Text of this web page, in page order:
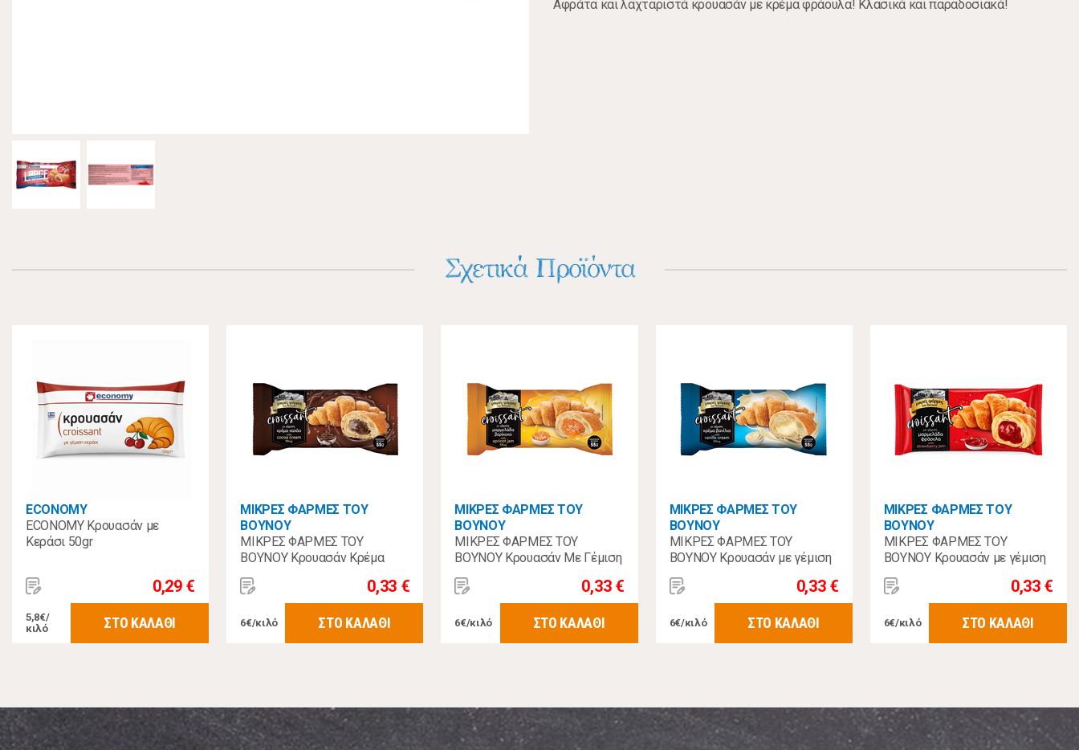
Αφράτα και λαχταριστά κρουασάν με κρέμα φράουλα! Κλασικά και παραδοσιακά!
Σχετικά Προϊόντα
ECONOMY
ECONOMY Κρουασάν με
Κεράσι 50gr
0,29 €
5,8€/
κιλό
ΣΤΟ ΚΑΛΑΘΙ
ΜΙΚΡΕΣ ΦΑΡΜΕΣ ΤΟΥ
ΒΟΥΝΟΥ
ΜΙΚΡΕΣ ΦΑΡΜΕΣ ΤΟΥ
ΒΟΥΝΟΥ Κρουασάν Κρέμα
Κακάο 55γρ
0,33 €
6€/κιλό ΣΤΟ ΚΑΛΑΘΙ
ΜΙΚΡΕΣ ΦΑΡΜΕΣ ΤΟΥ
ΒΟΥΝΟΥ
ΜΙΚΡΕΣ ΦΑΡΜΕΣ ΤΟΥ
ΒΟΥΝΟΥ Κρουασάν Με Γέμιση
Βερίκοκο 55γρ
0,33 €
6€/κιλό ΣΤΟ ΚΑΛΑΘΙ
ΜΙΚΡΕΣ ΦΑΡΜΕΣ ΤΟΥ
ΒΟΥΝΟΥ
ΜΙΚΡΕΣ ΦΑΡΜΕΣ ΤΟΥ
ΒΟΥΝΟΥ Κρουασάν με γέμιση
Βανίλια 55γρ
0,33 €
6€/κιλό ΣΤΟ ΚΑΛΑΘΙ
ΜΙΚΡΕΣ ΦΑΡΜΕΣ ΤΟΥ
ΒΟΥΝΟΥ
ΜΙΚΡΕΣ ΦΑΡΜΕΣ ΤΟΥ
ΒΟΥΝΟΥ Κρουασάν με γέμιση
Φράουλα 55γρ
0,33 €
6€/κιλό ΣΤΟ ΚΑΛΑΘΙ